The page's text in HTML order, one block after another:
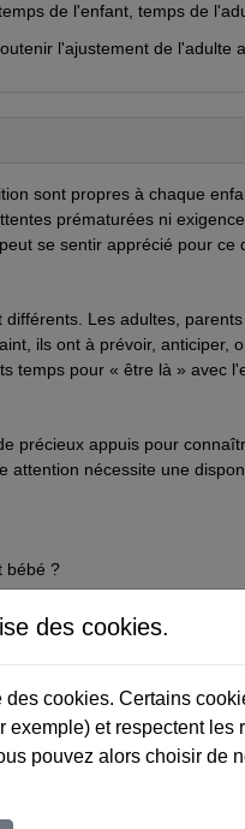
de l'enfant, temps de
l'ajustement de l'adulte
sont propres à chaque
prématurées ni
se sentir apprécié pour ce
Les adultes,
ils ont à prévoir, anticiper,
temps pour « être là » avec
précieux appuis pour
attention nécessite une
bébé ?
individuels en collectivité ?
pour lui donner la
le déroulement des
du développement lent,
les parents, entre
des cookies.
des cookies. Certains
exemple) et respectent
pouvez alors choisir de